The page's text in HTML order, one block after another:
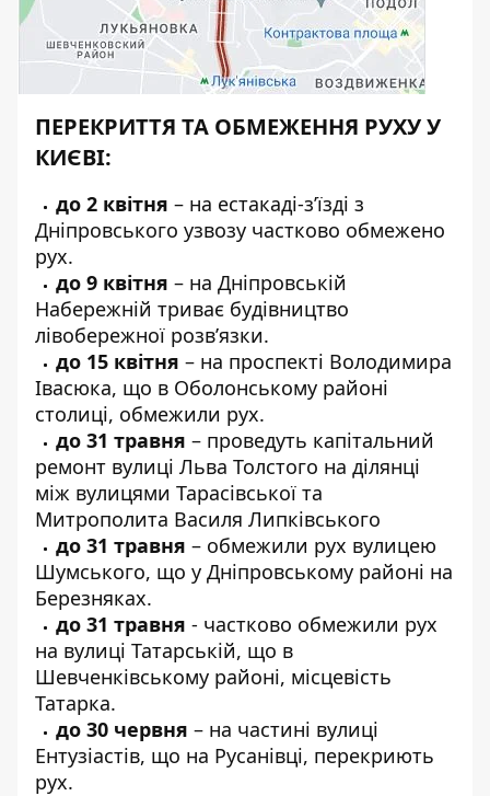
ПЕРЕКРИТТЯ ТА ОБМЕЖЕННЯ РУХУ У
КИЄВІ:
до 2 квітня – на естакаді-з’їзді з
Дніпровського узвозу частково обмежено
рух.
до 9 квітня – на Дніпровській
Набережній триває будівництво
лівобережної розв’язки.
до 15 квітня – на проспекті Володимира
Івасюка, що в Оболонському районі
столиці, обмежили рух.
до 31 травня – проведуть капітальний
ремонт вулиці Льва Толстого на ділянці
між вулицями Тарасівської та
Митрополита Василя Липківського
до 31 травня – обмежили рух вулицею
Шумського, що у Дніпровському районі на
Березняках.
до 31 травня - частково обмежили рух
на вулиці Татарській, що в
Шевченківському районі, місцевість
Татарка.
до 30 червня – на частині вулиці
Ентузіастів, що на Русанівці, перекриють
рух.